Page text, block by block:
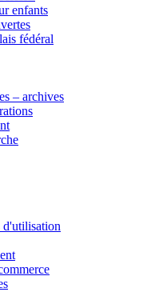
enfants
fédéral
– archives
d'utilisation